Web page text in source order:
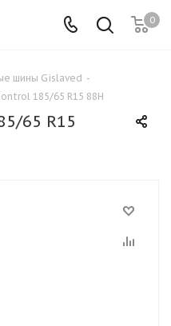
0
шины Gislaved -
185/65 R15 88H
65 R15